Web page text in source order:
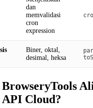
dan
memvalidasi
cron
expression
Biner, oktal,
desimal, heksa
Cloud?